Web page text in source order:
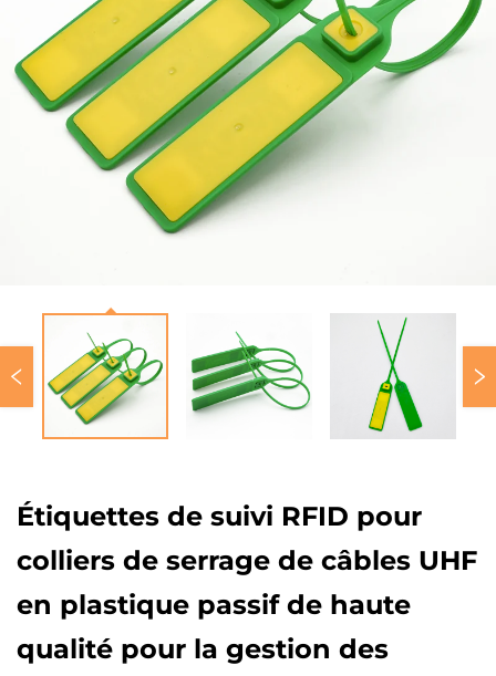
Étiquettes de suivi RFID pour
colliers de serrage de câbles UHF
en plastique passif de haute
qualité pour la gestion des